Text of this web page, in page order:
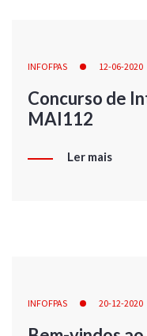
INFOFPAS 12-06-2020
Concurso de
MAI112
Ler mais
INFOFPAS 20-12-2020